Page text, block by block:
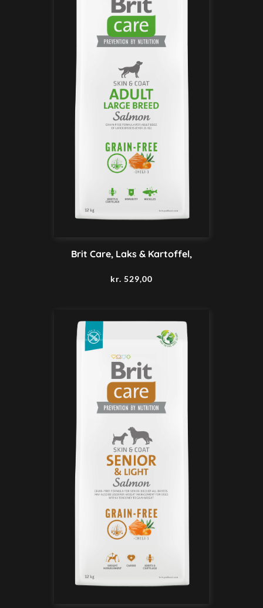
Brit Care, Laks & Kartoffel,
kr. 529,00